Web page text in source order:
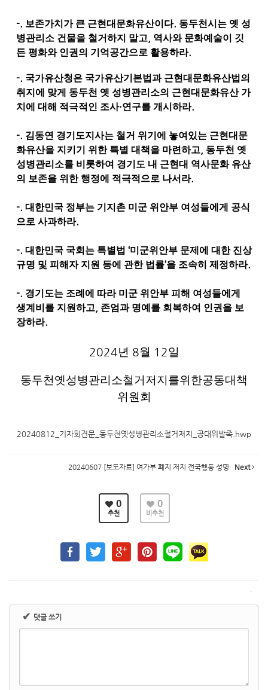
-. 보존가치가 큰 근현대문화유산이다. 동두천시는 옛 성
병관리소 건물을 철거하지 말고, 역사와 문화예술이 깃
든 평화와 인권의 기억공간으로 활용하라.
-. 국가유산청은 국가유산기본법과 근현대문화유산법의
취지에 맞게 동두천 옛 성병관리소의 근현대문화유산 가
치에 대해 적극적인 조사·연구를 개시하라.
-. 김동연 경기도지사는 철거 위기에 놓여있는 근현대문
화유산을 지키기 위한 특별 대책을 마련하고, 동두천 옛
성병관리소를 비롯하여 경기도 내 근현대 역사문화 유산
의 보존을 위한 행정에 적극적으로 나서라.
-. 대한민국 정부는 기지촌 미군 위안부 여성들에게 공식
으로 사과하라.
-. 대한민국 국회는 특별법 ‘미군위안부 문제에 대한 진상
규명 및 피해자 지원 등에 관한 법률’을 조속히 제정하라.
-. 경기도는 조례에 따라 미군 위안부 피해 여성들에게
생계비를 지원하고, 존엄과 명예를 회복하여 인권을 보
장하라.
2024년 8월 12일
동두천옛성병관리소철거저지를위한공동대책
위원회
20240812_기자회견문_동두천옛성병관리소철거저지_공대위발족.hwp
20240607 [보도자료] 여가부 폐지 저지 전국행동 성명 Next
0
추천
0
비추천
✔ 댓글 쓰기